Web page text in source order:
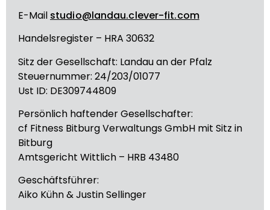
E-Mail studio@landau.clever-fit.com
Handelsregister – HRA 30632
Sitz der Gesellschaft: Landau an der Pfalz
Steuernummer: 24/203/01077
Ust ID: DE309744809
Persönlich haftender Gesellschafter:
cf Fitness Bitburg Verwaltungs GmbH mit Sitz in
Bitburg
Amtsgericht Wittlich – HRB 43480
Geschäftsführer:
Aiko Kühn & Justin Sellinger